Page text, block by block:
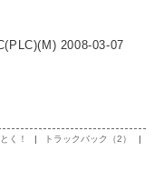
2008-03-07
く！ | トラックバック（2） |